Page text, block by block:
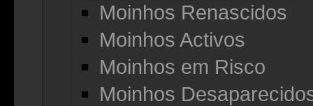
Moinhos Renascidos
Moinhos Activos
Moinhos em Risco
Moinhos